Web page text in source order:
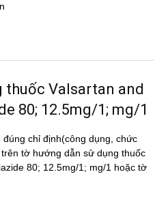
Valsartan and
80; 12.5mg/1; mg/1
chỉ định(công dụng, chức
tờ hướng dẫn sử dụng thuốc
80; 12.5mg/1; mg/1 hoặc tờ